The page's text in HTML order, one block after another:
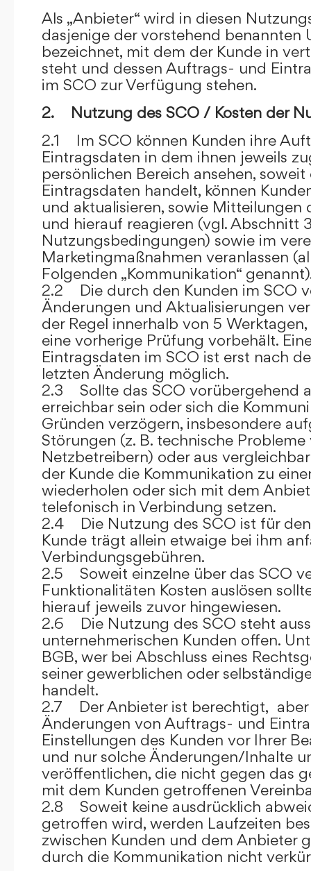
Als „Anbieter“ wird in diesen
dasjenige der vorstehend benannten
bezeichnet, mit dem der Kunde in
steht und dessen Auftrags- und
im SCO zur Verfügung stehen.
2. Nutzung des SCO / Kosten der
2.1 Im SCO können Kunden ihre
Eintragsdaten in dem ihnen jeweils
persönlichen Bereich ansehen,
Eintragsdaten handelt, können
und aktualisieren, sowie Mitteilungen
und hierauf reagieren (vgl. Abschnitt
Nutzungsbedingungen) sowie im
Marketingmaßnahmen veranlassen
Folgenden „Kommunikation“
2.2 Die durch den Kunden im SCO
Änderungen und Aktualisierungen
der Regel innerhalb von 5
eine vorherige Prüfung vorbehält.
Eintragsdaten im SCO ist erst nach
letzten Änderung möglich.
2.3 Sollte das SCO vorübergehend
erreichbar sein oder sich die
Gründen verzögern, insbesondere
Störungen (z. B. technische
Netzbetreibern) oder aus
der Kunde die Kommunikation zu
wiederholen oder sich mit dem
telefonisch in Verbindung setzen.
2.4 Die Nutzung des SCO ist für den
Kunde trägt allein etwaige bei ihm
Verbindungsgebühren.
2.5 Soweit einzelne über das SCO
Funktionalitäten Kosten auslösen
hierauf jeweils zuvor hingewiesen.
2.6 Die Nutzung des SCO steht
unternehmerischen Kunden offen.
BGB, wer bei Abschluss eines
seiner gewerblichen oder
handelt.
2.7 Der Anbieter ist berechtigt,
Änderungen von Auftrags- und
Einstellungen des Kunden vor Ihrer
und nur solche Änderungen/Inhalte
veröffentlichen, die nicht gegen das
mit dem Kunden getroffenen
2.8 Soweit keine ausdrücklich
getroffen wird, werden Laufzeiten
zwischen Kunden und dem Anbieter
durch die Kommunikation nicht